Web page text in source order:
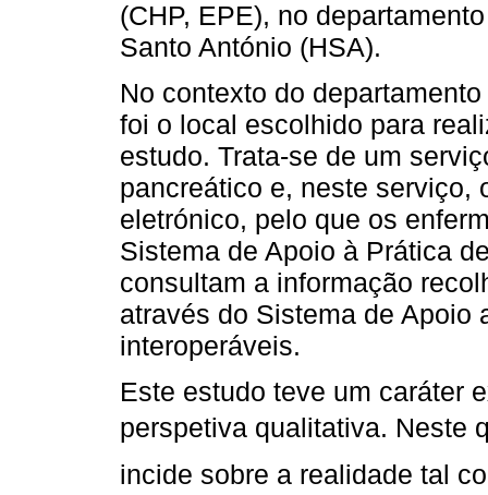
(CHP, EPE), no
Santo António (HSA).
No contexto do
foi o local escolhido para
estudo. Trata-se de um
pancreático e, neste serviço,
eletrónico, pelo que os
Sistema de Apoio à Prática
consultam a informação
através do Sistema de Apoio
interoperáveis.
Este estudo teve um caráter
perspetiva qualitativa. Neste
incide sobre a realidade tal